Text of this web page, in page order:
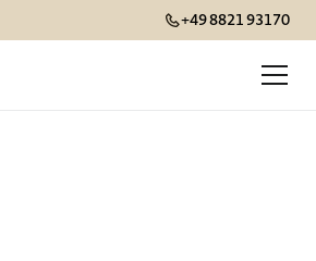
+49 8821 93170